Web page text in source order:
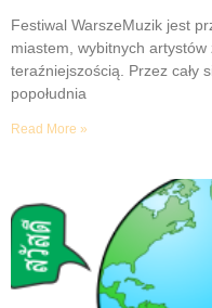
Festiwal WarszeMuzik jest
miastem, wybitnych artystów
teraźniejszością. Przez cały
popołudnia
Read More »